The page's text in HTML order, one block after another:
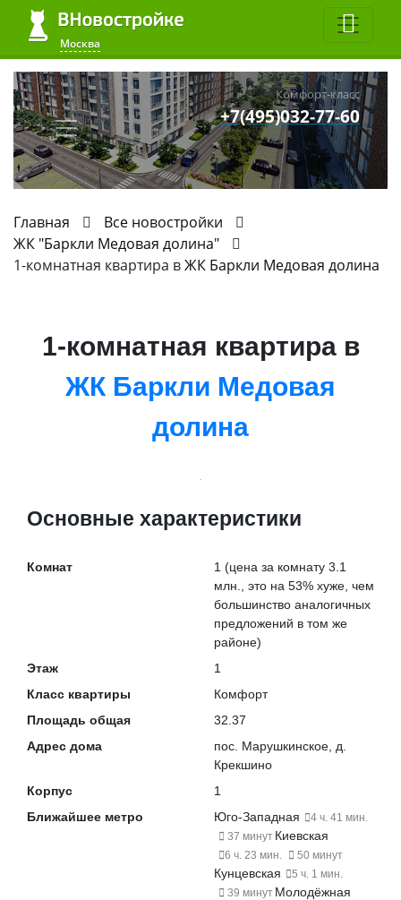
Москва
Комфорт-класс
+7(495)032-77-60
Главная
Все новостройки
ЖК "Баркли Медовая долина"
1-комнатная квартира вЖК Баркли Медовая долина
1-комнатная квартира в
ЖК Баркли Медовая
долина
Основные характеристики
Комнат 1 (цена за комнату 3.1
млн., это на 53% хуже , чем
большинство аналогичных
предложений в том же
районе)
Этаж
1
Класс квартиры
Комфорт
Площадь общая
32.37
Адрес дома
пос. Марушкинское, д.
Крекшино
Корпус
1
Ближайшее метро
Юго-Западная
4 ч. 41 мин.
37 минут Киевская
6 ч. 23 мин. 50 минут
Кунцевская
5 ч. 1 мин.
39 минут Молодёжная